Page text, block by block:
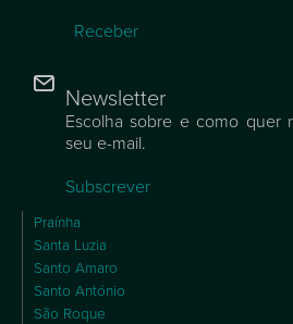
Receber
Newsletter
Escolha sobre e como quer
seu e-mail.
Subscrever
Praínha
Santa Luzia
Santo Amaro
Santo António
São Roque